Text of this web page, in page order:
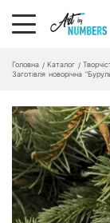
Головна / Каталог /
Заготівля новорічна